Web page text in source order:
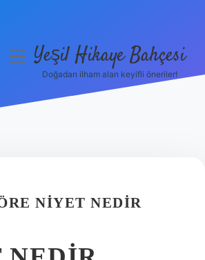
menüyüYeşil Hikaye Bahçesi
Doğadan ilham alan keyifli öneriler!
NIYET NEDIR